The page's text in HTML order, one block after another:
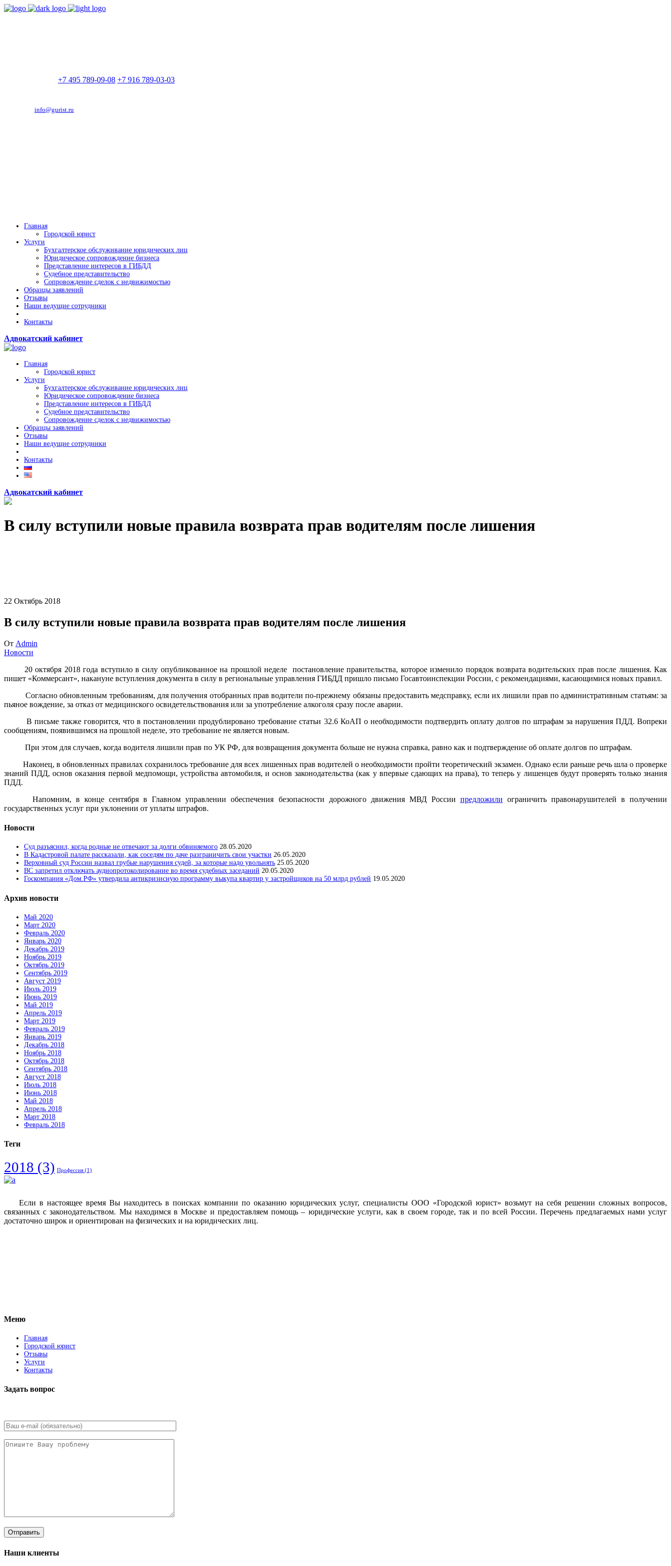
+7 495 789-09-08 +7 916 789-03-03
info@gurist.ru
Главная
Городской юрист
Услуги
Бухгалтерское обслуживание юридических лиц
Юридическое сопровождение бизнеса
Представление интересов в ГИБДД
Судебное представительство
Сопровождение сделок с недвижимостью
Образцы заявлений
Отзывы
Наши ведущие сотрудники
Контакты
Адвокатский кабинет
Главная
Городской юрист
Услуги
Бухгалтерское обслуживание юридических лиц
Юридическое сопровождение бизнеса
Представление интересов в ГИБДД
Судебное представительство
Сопровождение сделок с недвижимостью
Образцы заявлений
Отзывы
Наши ведущие сотрудники
Контакты
Адвокатский кабинет
В силу вступили новые правила возврата прав водителям после лишения
22 Октябрь 2018
В силу вступили новые правила возврата прав водителям после лишения
От Admin
Новости
20 октября 2018 года вступило в силу опубликованное на прошлой неделе постановление правительства, которое изменило порядок возврата водительских прав после лишения. Как
пишет «Коммерсант», накануне вступления документа в силу в региональные управления ГИБДД пришло письмо Госавтоинспекции России, с рекомендациями, касающимися новых правил.
Согласно обновленным требованиям, для получения отобранных прав водители по-прежнему обязаны предоставить медсправку, если их лишили прав по административным статьям: за
пьяное вождение, за отказ от медицинского освидетельствования или за употребление алкоголя сразу после аварии.
В письме также говорится, что в постановлении продублировано требование статьи 32.6 КоАП о необходимости подтвердить оплату долгов по штрафам за нарушения ПДД. Вопреки
сообщениям, появившимся на прошлой неделе, это требование не является новым.
При этом для случаев, когда водителя лишили прав по УК РФ, для возвращения документа больше не нужна справка, равно как и подтверждение об оплате долгов по штрафам.
Наконец, в обновленных правилах сохранилось требование для всех лишенных прав водителей о необходимости пройти теоретический экзамен. Однако если раньше речь шла о проверке
знаний ПДД, основ оказания первой медпомощи, устройства автомобиля, и основ законодательства (как у впервые сдающих на права), то теперь у лишенцев будут проверять только знания
ПДД.
Напомним, в конце сентября в Главном управлении обеспечения безопасности дорожного движения МВД России предложили ограничить правонарушителей в получении
государственных услуг при уклонении от уплаты штрафов.
Новости
Суд разъяснил, когда родные не отвечают за долги обвиняемого 28.05.2020
В Кадастровой палате рассказали, как соседям по даче разграничить свои участки 26.05.2020
Верховный суд России назвал грубые нарушения судей, за которые надо увольнять 25.05.2020
ВС запретил отключать аудиопротоколирование во время судебных заседаний 20.05.2020
Госкомпания «Дом.РФ» утвердила антикризисную программу выкупа квартир у застройщиков на 50 млрд рублей 19.05.2020
Архив новости
Май 2020
Март 2020
Февраль 2020
Январь 2020
Декабрь 2019
Ноябрь 2019
Октябрь 2019
Сентябрь 2019
Август 2019
Июль 2019
Июнь 2019
Май 2019
Апрель 2019
Март 2019
Февраль 2019
Январь 2019
Декабрь 2018
Ноябрь 2018
Октябрь 2018
Сентябрь 2018
Август 2018
Июль 2018
Июнь 2018
Май 2018
Апрель 2018
Март 2018
Февраль 2018
Теги
2018 (3) Профессия (1)
Если в настоящее время Вы находитесь в поисках компании по оказанию юридических услуг, специалисты ООО «Городской юрист» возьмут на себя решении сложных вопросов,
связанных с законодательством. Мы находимся в Москве и предоставляем помощь – юридические услуги, как в своем городе, так и по всей России. Перечень предлагаемых нами услуг
достаточно широк и ориентирован на физических и на юридических лиц.
Меню
Главная
Городской юрист
Отзывы
Услуги
Контакты
Задать вопрос
Наши клиенты